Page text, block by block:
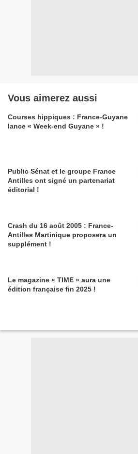
Vous aimerez aussi
Courses hippiques : France-Guyane
lance « Week-end Guyane » !
Public Sénat et le groupe France
Antilles ont signé un partenariat
éditorial !
Crash du 16 août 2005 : France-
Antilles Martinique proposera un
supplément !
Le magazine « TIME » aura une
édition française fin 2025 !